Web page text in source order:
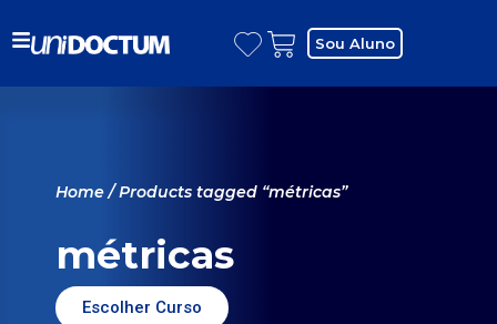
Sou Aluno
Home/ Products tagged “métricas”
métricas
Escolher Curso